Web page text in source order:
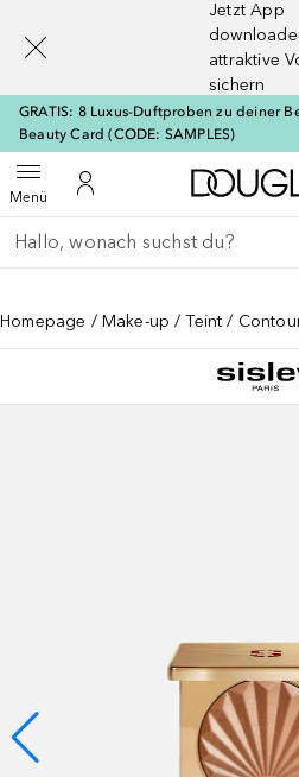
Jetzt App
attraktive
sichern
GRATIS: 8 Luxus-Duftproben zu deiner
Beauty Card (CODE: SAMPLES)
MenüMenü öffnenZu Meinem Kundenkonto
Gehe zurück
Suche ausführen
Homepage Make-up Teint
[navigation.slideout.screenreader]